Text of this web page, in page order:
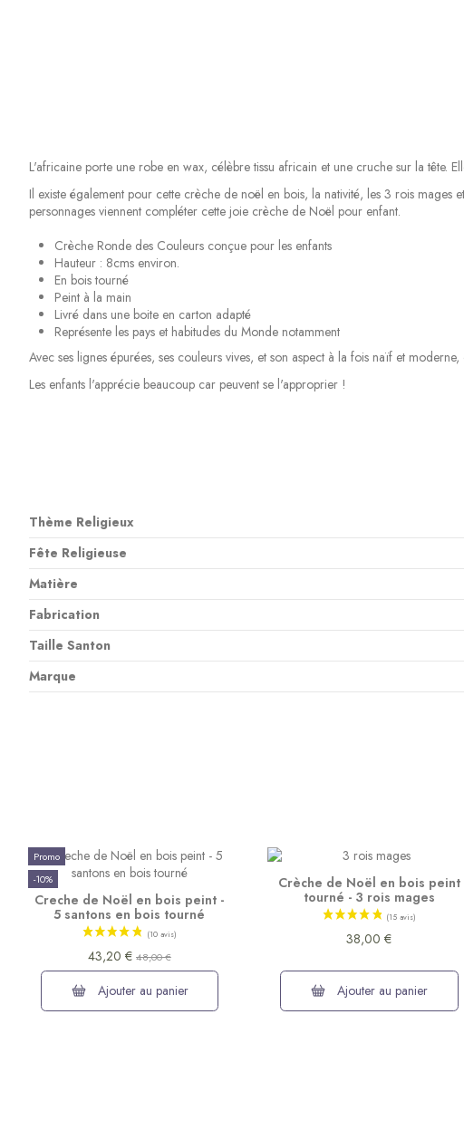
L'africaine porte une robe en wax, célèbre tissu africain et une cruche sur la tête.
Il existe également pour cette crèche de noël en bois, la nativité, les 3 rois
personnages viennent compléter cette joie crèche de Noël pour enfant.
Crèche Ronde des Couleurs conçue pour les enfants
Hauteur : 8cms environ.
En bois tourné
Peint à la main
Livré dans une boite en carton adapté
Représente les pays et habitudes du Monde notamment
Avec ses lignes épurées, ses couleurs vives, et son aspect à la fois naïf et
Les enfants l'apprécie beaucoup car peuvent se l'approprier !
Thème Religieux
Fête Religieuse
Matière
Fabrication
Taille Santon
Marque
Promo
-10%
Creche de Noël en bois peint -
5 santons en bois tourné
43,20 € 48,00 €
Ajouter au panier
Crèche de Noël en bois peint
tourné - 3 rois mages
38,00 €
Ajouter au panier